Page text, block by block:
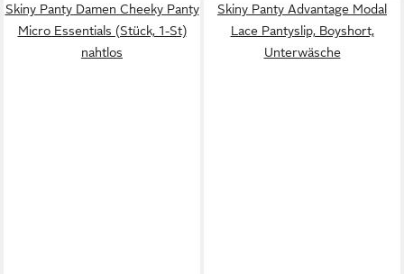
Skiny Panty Damen Cheeky Panty
Micro Essentials (Stück, 1-St)
nahtlos
Skiny Panty Advantage Modal
Lace Pantyslip, Boyshort,
Unterwäsche